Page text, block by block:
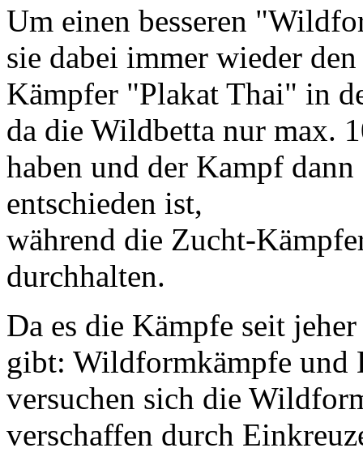
Um einen besseren
sie dabei immer wieder
Kämpfer "Plakat Thai" in
da die Wildbetta nur max.
haben und der Kampf
entschieden ist,
während die Zucht-
durchhalten.
Da es die Kämpfe seit
gibt: Wildformkämpfe und
versuchen sich die
verschaffen durch